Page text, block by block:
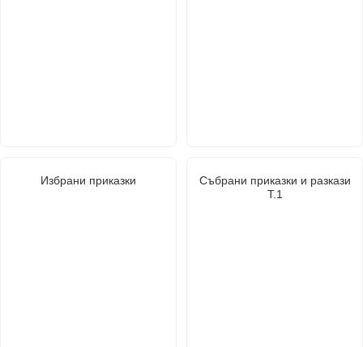
Избрани приказки
Събрани приказки и разкази
Т.1